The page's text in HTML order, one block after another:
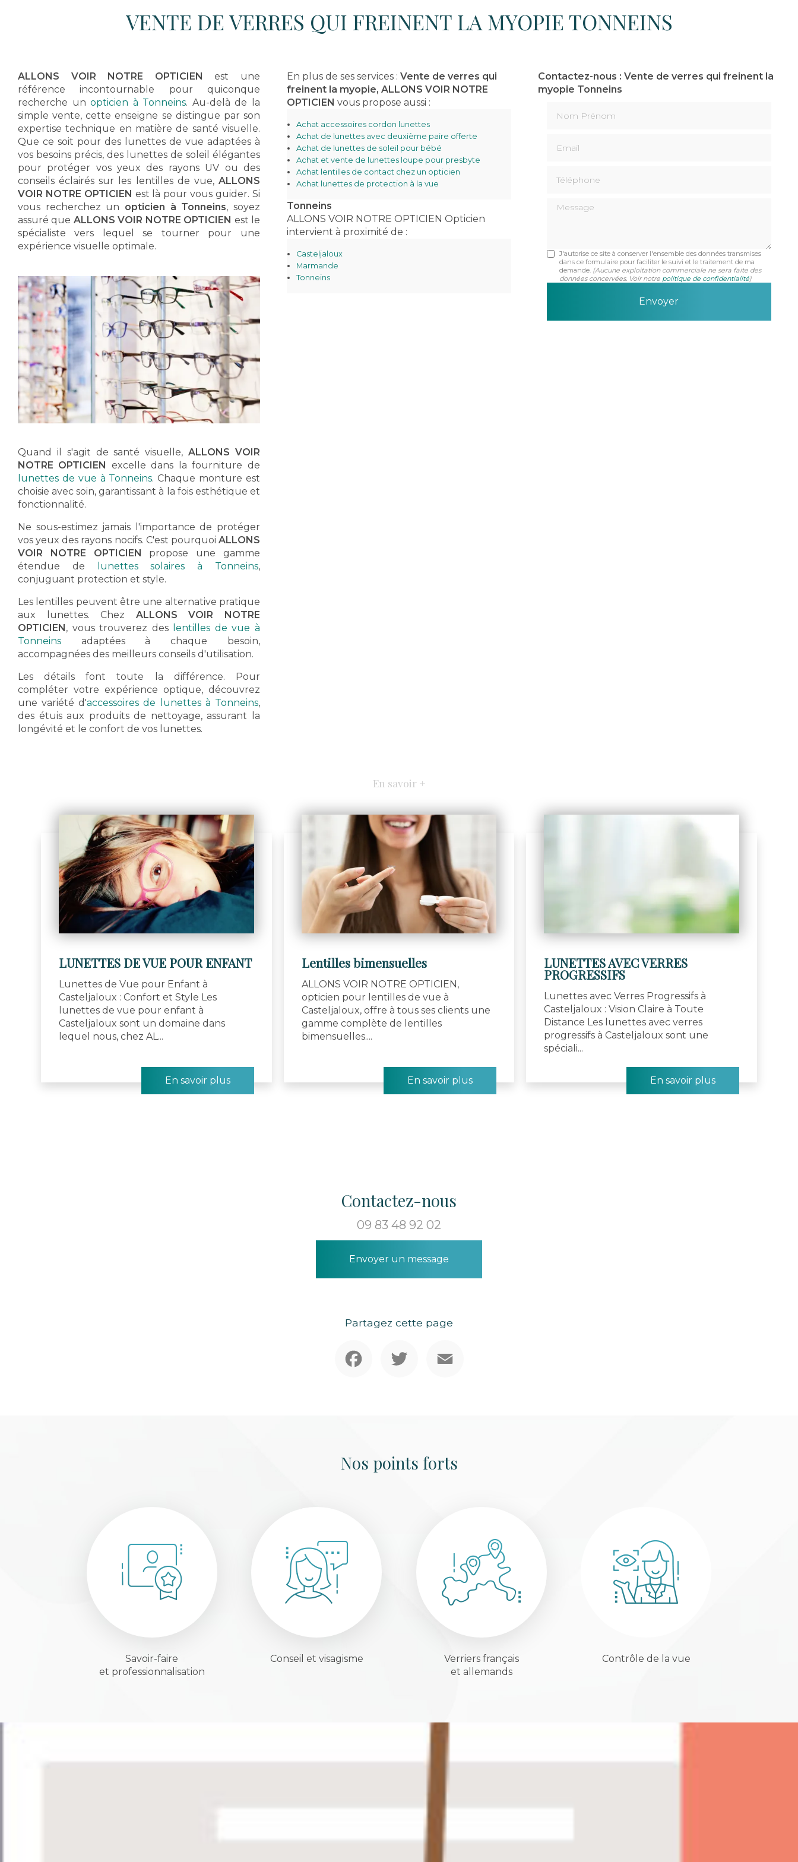
VENTE DE VERRES QUI FREINENT LA MYOPIE TONNEINS
ALLONS VOIR NOTRE OPTICIEN
est une
référence incontournable pour quiconque
recherche unopticien à Tonneins. Au-delà de la
simple vente, cette enseigne se distingue par son
expertise technique en matière de santé visuelle.
Que ce soit pour des lunettes de vue adaptées à
vos besoins précis, des lunettes de soleil élégantes
pour protéger vos yeux des rayons UV ou des
conseils éclairés sur les lentilles de vue, ALLONS
VOIR NOTRE OPTICIEN est là pour vous guider. Si
vous recherchez un opticien à Tonneins, soyez
assuré que ALLONS VOIR NOTRE OPTICIEN est le
spécialiste vers lequel se tourner pour une
expérience visuelle optimale.
Quand il s'agit de santé visuelle,ALLONS VOIR
NOTRE OPTICIEN excelle dans la fourniture de
lunettes de vue à Tonneins. Chaque monture est
choisie avec soin, garantissant à la fois esthétique et
fonctionnalité.
Ne sous-estimez jamais l'importance de protéger
vos yeux des rayons nocifs. C'est pourquoi ALLONS
VOIR NOTRE OPTICIEN propose une gamme
étendue de
lunettes solaires à Tonneins,
conjuguant protection et style.
Les lentilles peuvent être une alternative pratique
aux lunettes. Chez ALLONS VOIR NOTRE
OPTICIEN, vous trouverez des
lentilles de vue à
Tonneins adaptées à chaque besoin,
accompagnées des meilleurs conseils d'utilisation.
Les détails font toute la différence. Pour
compléter votre expérience optique, découvrez
une variété d'accessoires de lunettes à Tonneins,
des étuis aux produits de nettoyage, assurant la
longévité et le confort de vos lunettes.
En plus de ses services : Vente de verres qui
freinent la myopie, ALLONS VOIR NOTRE
OPTICIEN vous propose aussi :
Achat accessoires cordon lunettes
Achat de lunettes avec deuxième paire offerte
Achat de lunettes de soleil pour bébé
Achat et vente de lunettes loupe pour presbyte
Achat lentilles de contact chez un opticien
Achat lunettes de protection à la vue
Tonneins
ALLONS VOIR NOTRE OPTICIEN Opticien
intervient à proximité de :
Casteljaloux
Marmande
Tonneins
Contactez-nous : Vente de verres qui freinent la
myopie Tonneins
Message
J'autorise ce site à conserver l'ensemble des données transmises
dans ce formulaire pour faciliter le suivi et le traitement de ma
demande. (Aucune exploitation commerciale ne sera faite des
données concervées. Voir notre politique de confidentialité)
En savoir +
LUNETTES DE VUE POUR ENFANT
Lunettes de Vue pour Enfant à
Casteljaloux : Confort et Style Les
lunettes de vue pour enfant à
Casteljaloux sont un domaine dans
lequel nous, chez AL...
En savoir plus
Lentilles bimensuelles
ALLONS VOIR NOTRE OPTICIEN,
opticien pour lentilles de vue à
Casteljaloux, offre à tous ses clients une
gamme complète de lentilles
bimensuelles....
En savoir plus
LUNETTES AVEC VERRES
PROGRESSIFS
Lunettes avec Verres Progressifs à
Casteljaloux : Vision Claire à Toute
Distance Les lunettes avec verres
progressifs à Casteljaloux sont une
spéciali...
En savoir plus
Contactez-nous
09 83 48 92 02
Envoyer un message
Partagez cette page
Nos points forts
Savoir-faire
et professionnalisation
Conseil et visagisme
Verriers français
et allemands
Contrôle de la vue